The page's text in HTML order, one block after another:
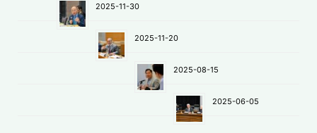
2025-11-30
2025-11-20
2025-08-15
2025-06-05